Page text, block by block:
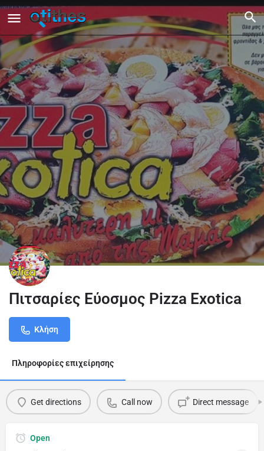
Πιτσαρίες Εύοσμος Pizza Exotica
Κλήση
Πληροφορίες επιχείρησης
Get directions Call now Direct message
Open